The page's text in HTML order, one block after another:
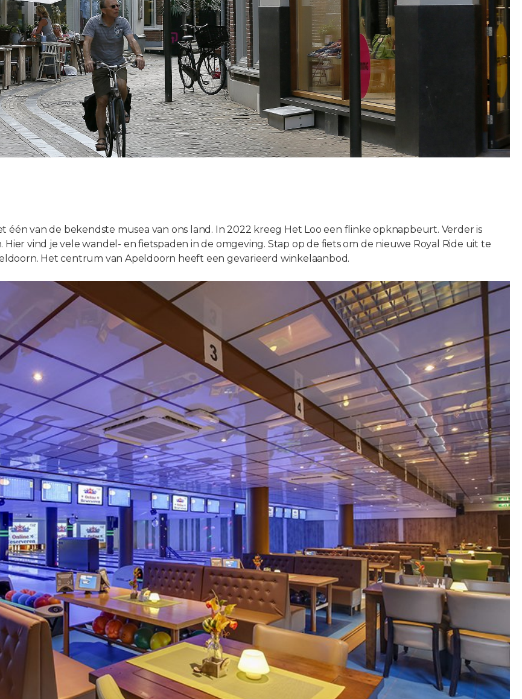
één van de bekendste musea van ons land. In 2022 kreeg Het Loo een flinke opknapbeurt. Verder is
vind je vele wandel- en fietspaden in de omgeving. Stap op de fiets om de nieuwe Royal Ride uit te
Het centrum van Apeldoorn heeft een gevarieerd winkelaanbod.